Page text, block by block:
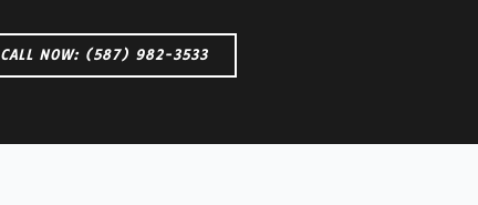
CALL NOW: (587) 982-3533